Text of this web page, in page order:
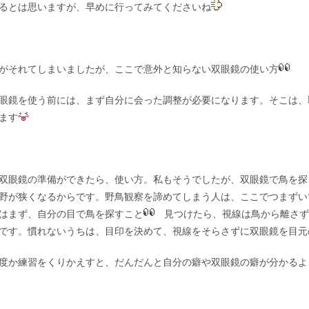
とは思いますが、早めに行ってみてくださいね
それてしまいましたが、ここで意外と知らない双眼鏡の使い方
鏡を使う前には、まず自分に会った調整が必要になります。そこは
す
眼鏡の準備ができたら、使い方。私もそうでしたが、双眼鏡で鳥を探
が狭くなるからです。野鳥観察を諦めてしまう人は、ここでつまず
まず、自分の目で鳥を探すこと
見つけたら、視線は鳥から離さ
す。慣れないうちは、目印を決めて、視線をそらさずに双眼鏡を目
か練習をくりかえすと、だんだんと自分の癖や双眼鏡の癖が分かる